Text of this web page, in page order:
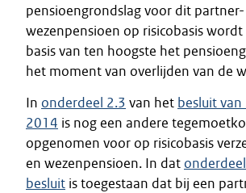
pensioengrondslag voor dit
wezenpensioen op risicobasis
basis van ten hoogste het
het moment van overlijden van de
In onderdeel 2.3 van het besluit
2014 is nog een andere
opgenomen voor op risicobasis
en wezenpensioen. In dat onderdeel
besluit is toegestaan dat bij een